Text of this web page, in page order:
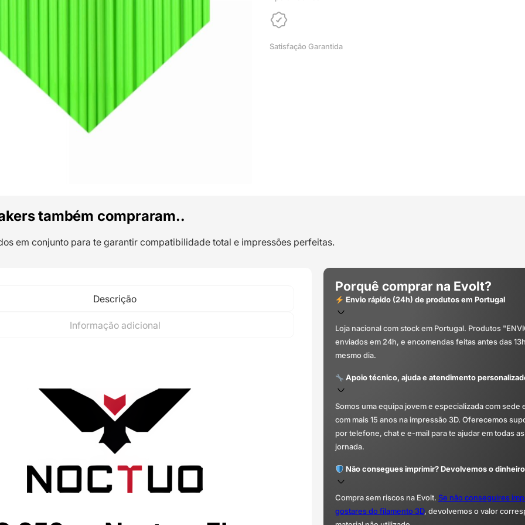
Satisfação Garantida
também compraram..
em conjunto para te garantir compatibilidade total e impressões perfeitas.
Descrição
Informação adicional
Porquê comprar na Evolt?
Envio rápido (24h) de produtos em Portugal
Loja nacional com stock em Portugal. Produtos
enviados em 24h, e encomendas feitas antes das
mesmo dia.
Apoio técnico, ajuda e atendimento
Somos uma equipa jovem e especializada com sede
com mais 15 anos na impressão 3D. Oferecemos
por telefone, chat e e-mail para te ajudar em todas
jornada.
Não consegues imprimir? Devolvemos o
Compra sem riscos na Evolt. Se não conseguires
gostares do filamento 3D, devolvemos o valor